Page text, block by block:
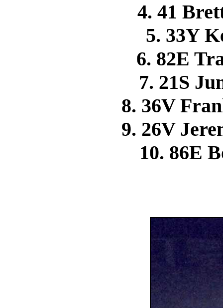
4. 41
5. 33Y
6. 82E
7. 21S
8. 36V
9. 26V
10. 86E